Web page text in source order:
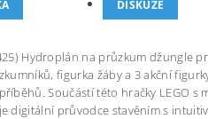
DISKUZE
Hydroplán na průzkum džungle
figurka žáby a 3 akční
Součástí této hračky LEGO
digitální průvodce stavěním s